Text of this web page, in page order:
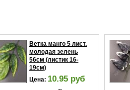
Ветка манго 5 лист.
молодая зелень
56см (листик 16-
19см)
Цена: 10.95 руб